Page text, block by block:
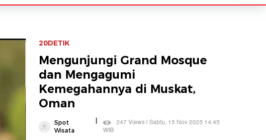
20DETIK
Mengunjungi Grand Mosque
dan Mengagumi
Kemegahannya di Muskat,
Oman
Spot
Wisata
|
247 Views | Sabtu, 15 Nov 2025 14:45
WIB